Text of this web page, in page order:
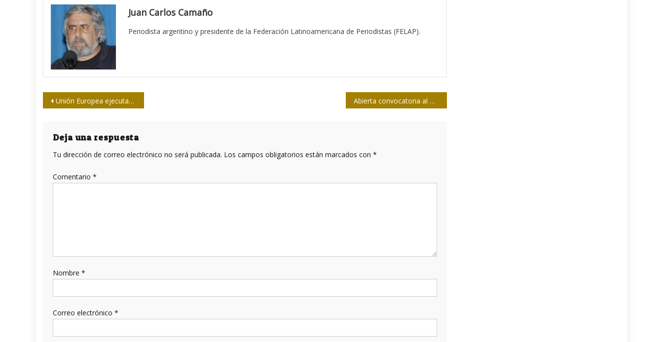
Juan Carlos Camaño
Periodista argentino y presidente de la Federación Latinoamericana de Periodistas (FELAP).
Navegación
entradas
Unión Europea ejecutará medidas más estrictas contra el discurso de odio en Internet Abierta convocatoria al VIII Concurso de Periodismo Audiovisual Ania Pino in Memoriam
Deja una respuesta
Tu dirección de correo electrónico no será publicada. Los campos obligatorios están marcados con *
Comentario *
Nombre *
Correo electrónico *